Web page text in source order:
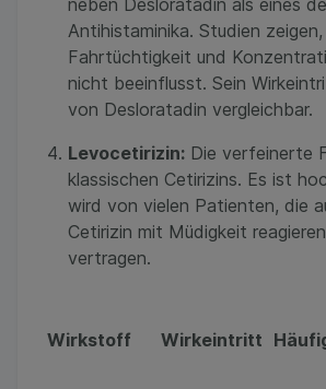
neben Desloratadin als eines
Antihistaminika. Studien
Fahrtüchtigkeit und
nicht beeinflusst. Sein
von Desloratadin vergleichbar.
Levocetirizin: Die verfeinerte
klassischen Cetirizins. Es ist
wird von vielen Patienten, die
Cetirizin mit Müdigkeit
vertragen.
Wirkstoff Wirkeintritt